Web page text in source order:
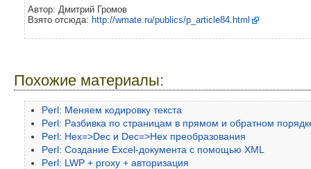
Автор: Дмитрий Громов
Взято отсюда: http://wmate.ru/publics/p_article84.html
Похожие материалы:
Perl: Меняем кодировку текста
Perl: Разбивка по страницам в прямом и обратном
Perl: Hex=>Dec и Dec=>Hex преобразования
Perl: Создание Excel-документа с помощью XML
Perl: LWP + proxy + авторизация